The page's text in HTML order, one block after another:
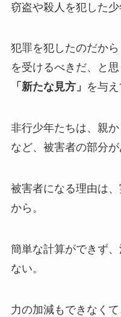
窃盗や殺人を犯した少
犯罪を犯したのだか
を受けるべきだ、と
「新たな見方」 を与
非行少年たちは、親
など、被害者の部分が
被害者になる理由は
から。
簡単な計算ができず
ない。
力の加減もできなく